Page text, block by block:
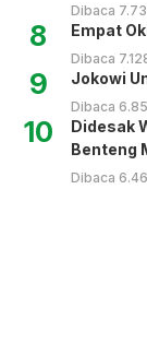
Dibaca
8 Empat
Dibaca
9 Jokowi
Dibaca
10
Didesak
Benteng
Dibaca